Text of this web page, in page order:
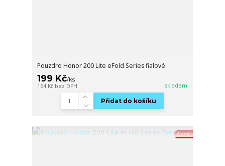
Pouzdro Honor 200 Lite eFold Series fialové
199 Kč/ks
164 Kč bez DPH skladem
Přidat do košíku
Akce